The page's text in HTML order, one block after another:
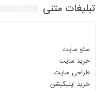
تبلیغات متنی
سئو سایت
خرید سایت
طراحی سایت
خرید اپلیکیشن